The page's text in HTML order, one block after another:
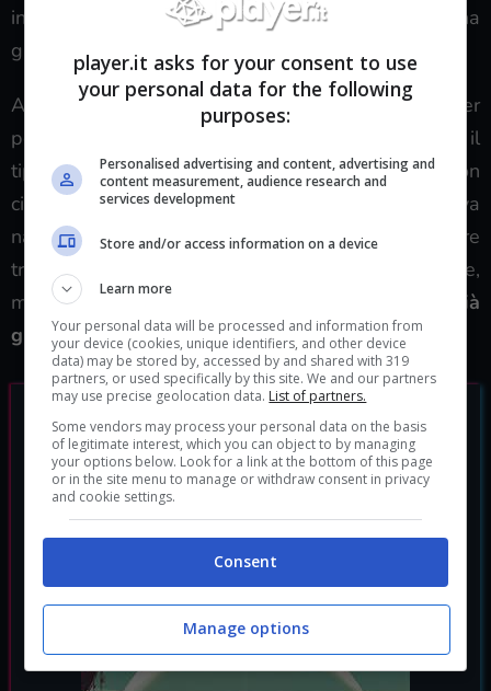
in possesso, quindi assicurati di non perdere una
gran quantità di risorse o articoli.
A parte questo, però, non ci sono modi per
personalizzare l’aspetto della tua nave o scegliere il
tipo di colori dipinti su di essa. Dovrai fare i conti con
ciò che è disponibile o iniziare a cercare una nuova
nave in natura. La buona notizia è che puoi sempre
trovare molte navi attorno alle stazioni spaziali e,
molte volte,
acquistarne una da un NPC ti darà già
gli elementi e la tecnologia di cui hai bisogno
player.it asks for your consent to use
your personal data for the following
purposes:
Personalised advertising and content, advertising and
content measurement, audience research and
services development
Store and/or access information on a device
Learn more
Your personal data will be processed and information from
your device (cookies, unique identifiers, and other device
data) may be stored by, accessed by and shared with 319
partners, or used specifically by this site. We and our partners
may use precise geolocation data. List of partners.
Some vendors may process your personal data on the basis
of legitimate interest, which you can object to by managing
your options below. Look for a link at the bottom of this page
or in the site menu to manage or withdraw consent in privacy
and cookie settings.
Consent
Manage options